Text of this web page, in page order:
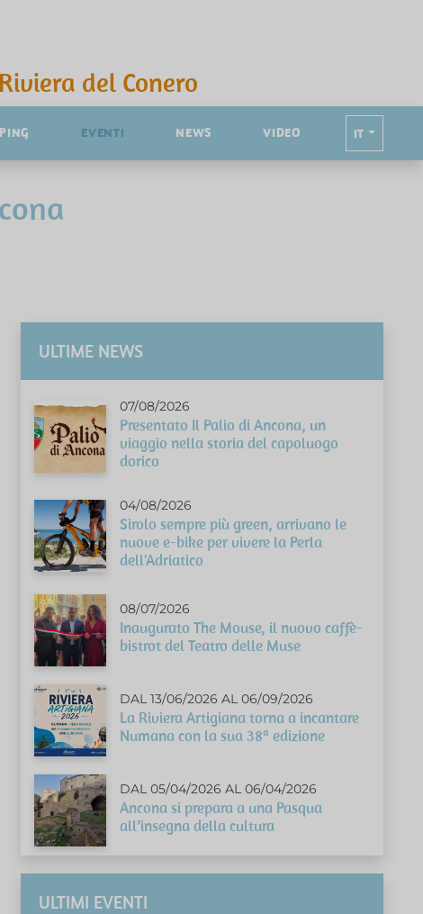
del Conero
EVENTI NEWS VIDEO IT
ULTIME NEWS
07/08/2026
Presentato Il Palio di Ancona, un
viaggio nella storia del capoluogo
dorico
04/08/2026
Sirolo sempre più green, arrivano le
nuove e-bike per vivere la Perla
dell'Adriatico
08/07/2026
Inaugurato The Mouse, il nuovo caffè-
bistrot del Teatro delle Muse
DAL 13/06/2026 AL 06/09/2026
La Riviera Artigiana torna a incantare
Numana con la sua 38ª edizione
DAL 05/04/2026 AL 06/04/2026
Ancona si prepara a una Pasqua
all’insegna della cultura
ULTIMI EVENTI